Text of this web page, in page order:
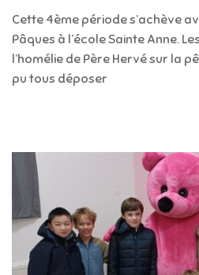
Cette 4ème période s’achève
Pâques à l’école Sainte Anne.
l’homélie de Père Hervé sur la
pu tous déposer